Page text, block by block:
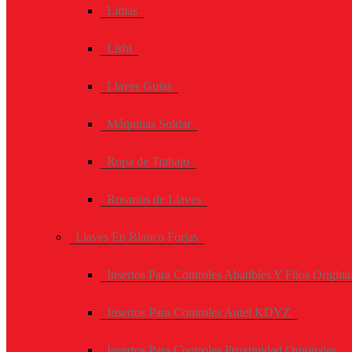
Limas
Lishi
Llaves Guias
Máquinas Soldar
Ropa de Trabajo
Rosarios de Llaves
Llaves En Blanco Forjas
Insertos Para Controles Abatibles Y Fijos
Insertos Para Controles Autel KDYZ